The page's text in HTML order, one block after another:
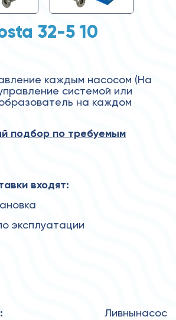
32-5 10
каждым насосом (На
системой или
на каждом
подбор по требуемым
входят:
эксплуатации
Ливнынасос